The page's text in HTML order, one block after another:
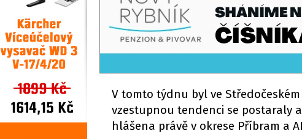
V tomto týdnu byl ve
vzestupnou tendenci se postaraly
hlášena právě v okrese Příbram a